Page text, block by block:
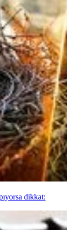
dikkat: